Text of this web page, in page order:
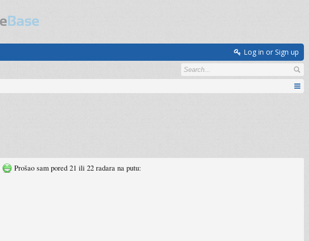
Log in or Sign up
Prošao sam pored 21 ili 22 radara na putu: